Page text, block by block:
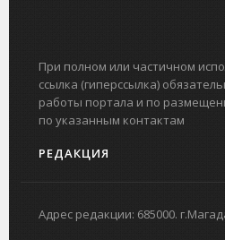
При полном или частичном
ссылка (гиперссылка)
работы портала и по
по указанным контактам
РЕДАКЦИЯ
Адрес редакции: 685000.